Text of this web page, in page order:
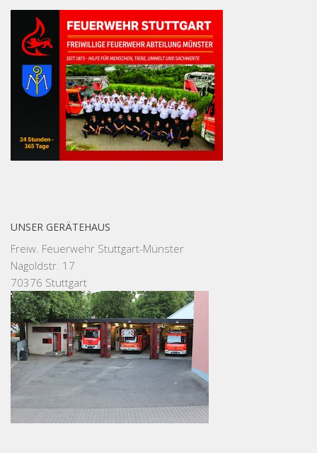
UNSER GERÄTEHAUS
Freiw. Feuerwehr Stuttgart-Münster
Nagoldstr. 17
70376 Stuttgart